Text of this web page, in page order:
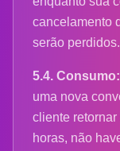
cancelamento
serão perdidos.
5.4. Consumo:
uma nova
cliente
horas, não